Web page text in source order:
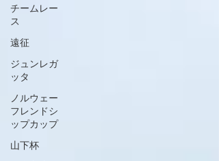
チームレー
ス
遠征
ジュンレガ
ッタ
ノルウェー
フレンドシ
ップカップ
山下杯